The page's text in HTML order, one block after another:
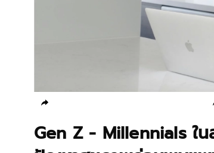
Gen Z - Millennials ใ